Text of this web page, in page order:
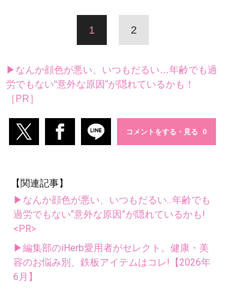
1 2
▶なんか顔色が悪い、いつもだるい…年齢でも過
労でもない“意外な原因”が隠れているかも！
［PR］
コメントをする・見る
【関連記事】
▶なんか顔色が悪い、いつもだるい...年齢でも
過労でもない“意外な原因”が隠れているかも!
<PR>
▶編集部のiHerb愛用者がセレクト。健康・美
容のお悩み別、鉄板アイテムはコレ!【2026年
6月】